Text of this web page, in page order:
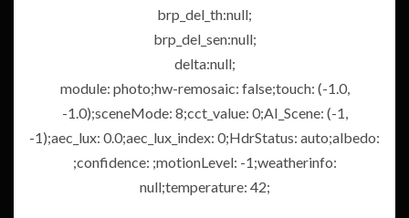
brp_del_th:null;
brp_del_sen:null;
delta:null;
module: photo;hw-remosaic: false;touch: (-1.0,
-1.0);sceneMode: 8;cct_value: 0;AI_Scene: (-1,
-1);aec_lux: 0.0;aec_lux_index: 0;HdrStatus: auto;albedo:
;confidence: ;motionLevel: -1;weatherinfo:
null;temperature: 42;